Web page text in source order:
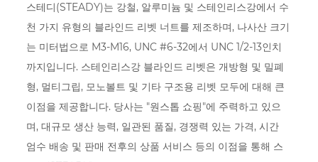
스테디(STEADY)는 강철, 알루미늄 및 스테인리스강에서 수
천 가지 유형의 블라인드 리벳 너트를 제조하며, 나사산 크기
는 미터법으로 M3-M16, UNC #6-32에서 UNC 1/2-13인치
까지입니다. 스테인리스강 블라인드 리벳은 개방형 및 밀폐
형, 멀티그립, 모노볼트 및 기타 구조용 리벳 모두에 대해 큰
이점을 제공합니다. 당사는 "원스톱 쇼핑"에 주력하고 있으
며, 대규모 생산 능력, 일관된 품질, 경쟁력 있는 가격, 시간
엄수 배송 및 판매 전후의 상품 서비스 등의 이점을 통해 스